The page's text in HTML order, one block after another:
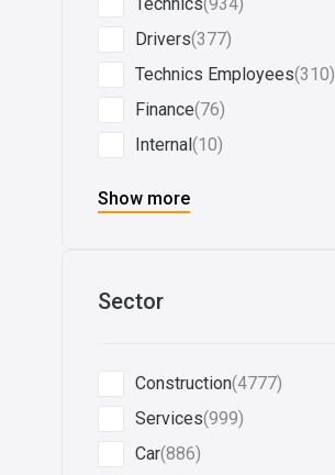
Drivers(377)
Technics Employees(310)
Finance(76)
Internal(10)
Show more
Sector
Construction(4777)
Services(999)
Car(886)